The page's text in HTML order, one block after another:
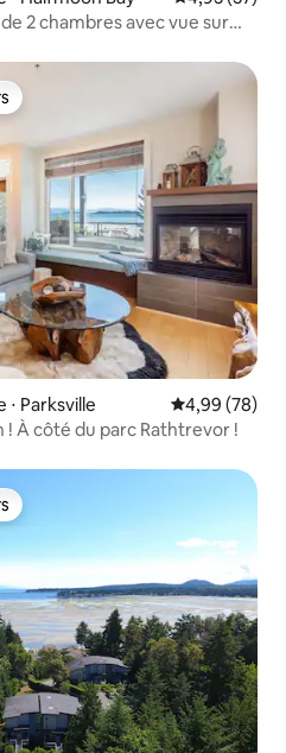
2 chambres avec vue sur
plus appréciés
Parksville Évaluation
4,99 (78)
À côté du parc Rathtrevor !
plus appréciés